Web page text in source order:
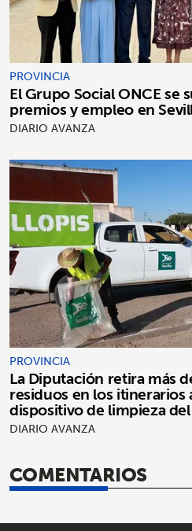
PROVINCIA
El Grupo Social ONCE se
premios y empleo en
DIARIO AVANZA
PROVINCIA
La Diputación retira más
residuos en los
dispositivo de limpieza
DIARIO AVANZA
COMENTARIOS